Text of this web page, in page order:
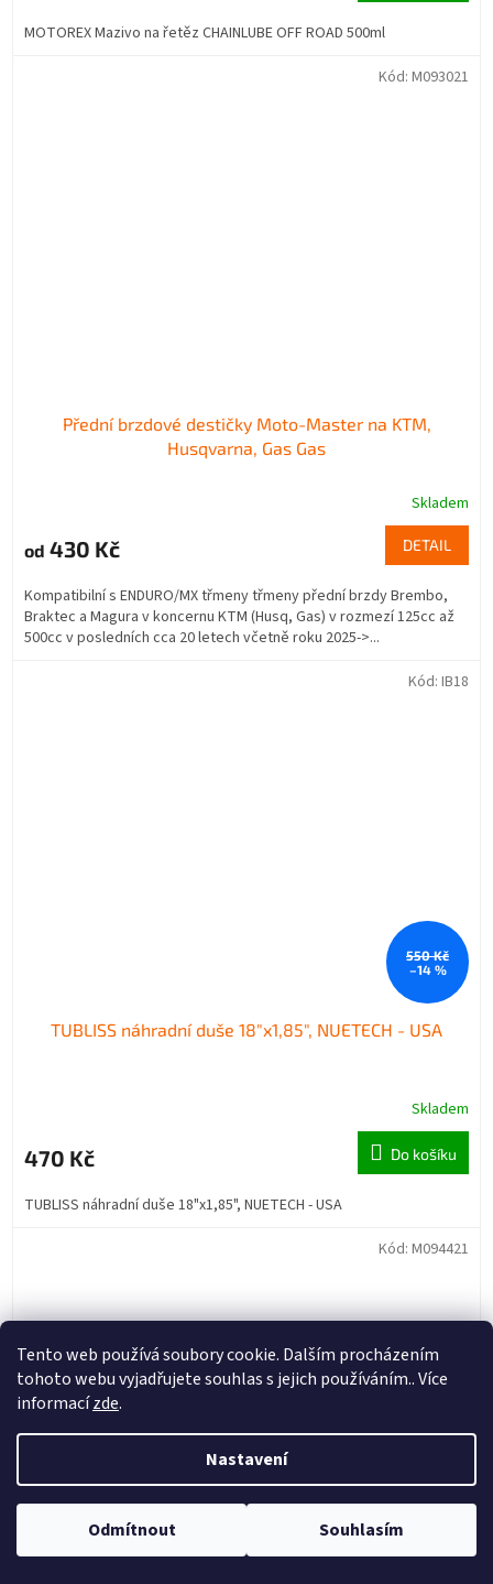
Tento web používá soubory cookie. Dalším procházením
tohoto webu vyjadřujete souhlas s jejich používáním.. Více
informacízde.
Nastavení
Odmítnout Souhlasím
MOTOREX Mazivo na řetěz CHAINLUBE OFF ROAD 500ml
Přední brzdové destičky Moto-Master na KTM,
Husqvarna, Gas Gas
Skladem
od 430 Kč DETAIL
Kompatibilní s ENDURO/MX třmeny třmeny přední brzdy Brembo,
Braktec a Magura v koncernu KTM (Husq, Gas) v rozmezí 125cc až
500cc v posledních cca 20 letech včetně roku 2025->...
Kód: M093021
550 Kč
–14 %
TUBLISS náhradní duše 18"x1,85", NUETECH - USA
Skladem
470 Kč Do košíku
TUBLISS náhradní duše 18"x1,85", NUETECH - USA
Kód: IB18
Kód: M094421